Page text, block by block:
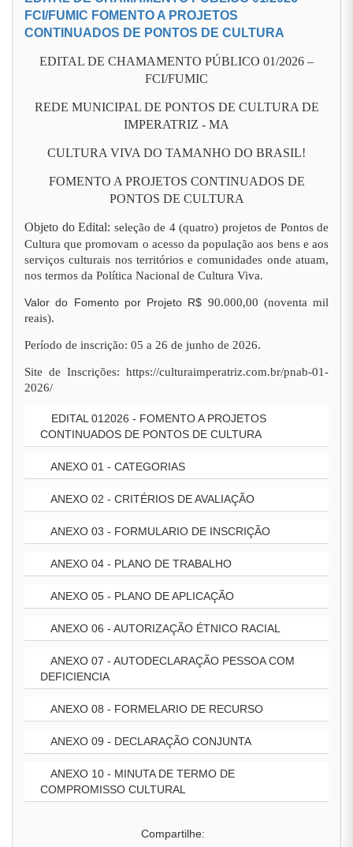
FCI/FUMIC FOMENTO A PROJETOS
CONTINUADOS DE PONTOS DE CULTURA
EDITAL DE CHAMAMENTO PÚBLICO 01/2026 –
FCI/FUMIC
REDE MUNICIPAL DE PONTOS DE CULTURA DE
IMPERATRIZ - MA
CULTURA VIVA DO TAMANHO DO BRASIL!
FOMENTO A PROJETOS CONTINUADOS DE
PONTOS DE CULTURA
Objeto do Edital: seleção de 4 (quatro) projetos de Pontos de
Cultura que promovam o acesso da população aos bens e aos
serviços culturais nos territórios e comunidades onde atuam,
nos termos da Política Nacional de Cultura Viva.
Valor do Fomento por Projeto R$ 90.000,00 (noventa mil
reais).
Período de inscrição: 05 a 26 de junho de 2026.
Site de Inscrições: https://culturaimperatriz.com.br/pnab-01-
2026/
EDITAL 012026 - FOMENTO A PROJETOS
CONTINUADOS DE PONTOS DE CULTURA
ANEXO 01 - CATEGORIAS
ANEXO 02 - CRITÉRIOS DE AVALIAÇÃO
ANEXO 03 - FORMULARIO DE INSCRIÇÃO
ANEXO 04 - PLANO DE TRABALHO
ANEXO 05 - PLANO DE APLICAÇÃO
ANEXO 06 - AUTORIZAÇÃO ÉTNICO RACIAL
ANEXO 07 - AUTODECLARAÇÃO PESSOA COM
DEFICIENCIA
ANEXO 08 - FORMELARIO DE RECURSO
ANEXO 09 - DECLARAÇÃO CONJUNTA
ANEXO 10 - MINUTA DE TERMO DE
COMPROMISSO CULTURAL
Compartilhe: